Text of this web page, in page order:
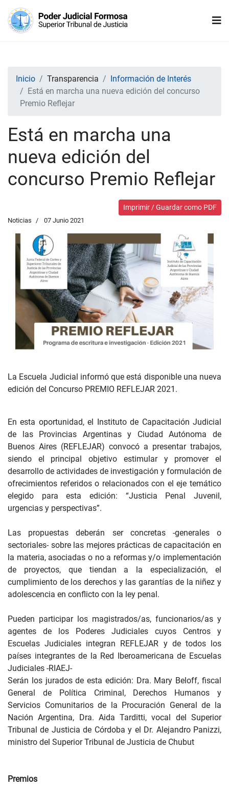
Inicio Transparencia
Información de Interés
Está en marcha una nueva edición del concurso
Premio Reflejar
Está en marcha una
nueva edición del
concurso Premio Reflejar
Imprimir / Guardar como PDF
Noticias 07 Junio 2021
La Escuela Judicial informó que está disponible una nueva
edición del Concurso PREMIO REFLEJAR 2021.
En esta oportunidad, el Instituto de Capacitación Judicial
de las Provincias Argentinas y Ciudad Autónoma de
Buenos Aires (REFLEJAR) convocó a presentar trabajos,
siendo el principal objetivo estimular y promover el
desarrollo de actividades de investigación y formulación de
ofrecimientos referidos o relacionados con el eje temático
elegido para esta edición: “Justicia Penal Juvenil,
urgencias y perspectivas”.
Las propuestas deberán ser concretas -generales o
sectoriales- sobre las mejores prácticas de capacitación en
la materia, asociadas o no a reformas y/o implementación
de proyectos, que tiendan a la especialización, el
cumplimiento de los derechos y las garantías de la niñez y
adolescencia en conflicto con la ley penal.
Pueden participar los magistrados/as, funcionarios/as y
agentes de los Poderes Judiciales cuyos Centros y
Escuelas Judiciales integran REFLEJAR y de todos los
países integrantes de la Red Iberoamericana de Escuelas
Judiciales -RIAEJ-
Serán los jurados de esta edición: Dra. Mary Beloff, fiscal
General de Política Criminal, Derechos Humanos y
Servicios Comunitarios de la Procuración General de la
Nación Argentina, Dra. Aida Tarditti, vocal del Superior
Tribunal de Justicia de Córdoba y el Dr. Alejandro Panizzi,
ministro del Superior Tribunal de Justicia de Chubut
Premios